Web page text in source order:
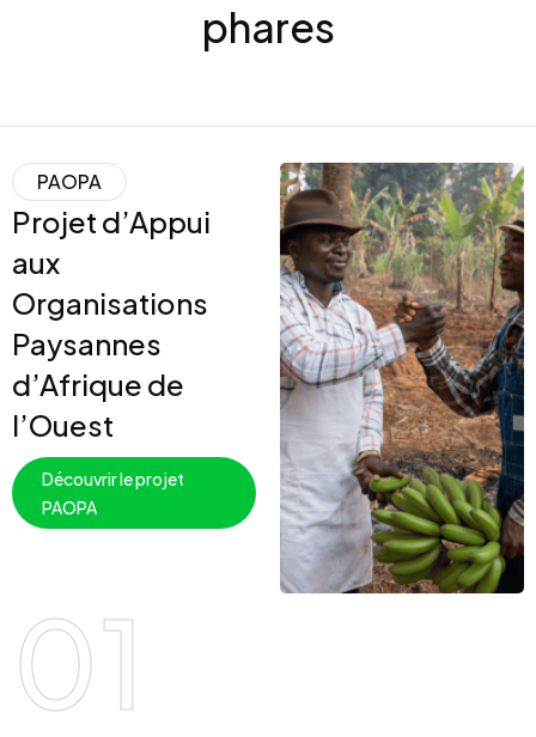
phares
PAOPA
Projet d’Appui
aux
Organisations
Paysannes
d’Afrique de
l’Ouest
Découvrir le projet
PAOPA
01